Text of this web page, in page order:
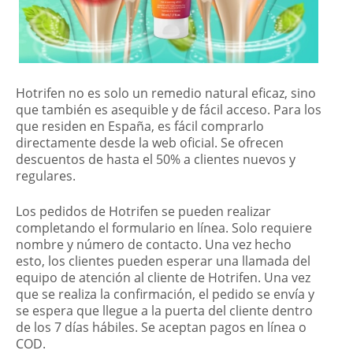
Hotrifen no es solo un remedio natural eficaz, sino
que también es asequible y de fácil acceso. Para los
que residen en España, es fácil comprarlo
directamente desde la web oficial. Se ofrecen
descuentos de hasta el 50% a clientes nuevos y
regulares.
Los pedidos de Hotrifen se pueden realizar
completando el formulario en línea. Solo requiere
nombre y número de contacto. Una vez hecho
esto, los clientes pueden esperar una llamada del
equipo de atención al cliente de Hotrifen. Una vez
que se realiza la confirmación, el pedido se envía y
se espera que llegue a la puerta del cliente dentro
de los 7 días hábiles. Se aceptan pagos en línea o
COD.